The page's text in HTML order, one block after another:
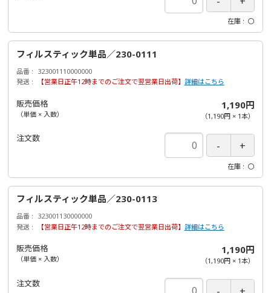
在庫 〇
フィルスティック単品／230-0111
品番
323001110000000
発送
【営業日正午12時までのご注文で翌営業日出荷】 詳細はこちら
販売価格
（単価 × 入数）
1,190円
（1,190円× 1本）
注文数
在庫 〇
フィルスティック単品／230-0113
品番
323001130000000
発送
【営業日正午12時までのご注文で翌営業日出荷】 詳細はこちら
販売価格
（単価 × 入数）
1,190円
（1,190円× 1本）
注文数